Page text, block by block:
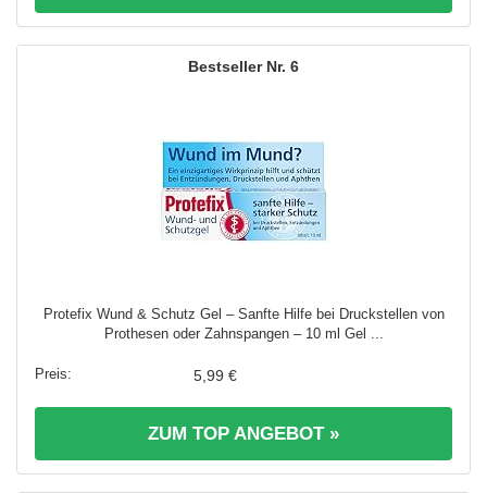
6
Protefix Wund & Schutz Gel – Sanfte Hilfe bei Druckstellen von
Prothesen oder Zahnspangen – 10 ml Gel ...
5,99 €
ZUM TOP ANGEBOT »